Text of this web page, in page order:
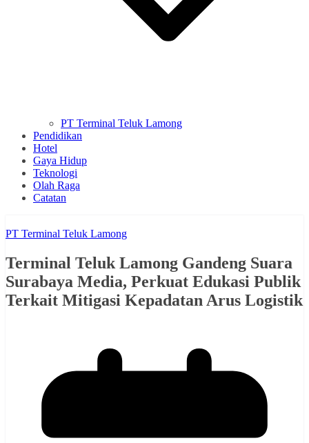
PT Terminal Teluk Lamong
Pendidikan
Hotel
Gaya Hidup
Teknologi
Olah Raga
Catatan
PT Terminal Teluk Lamong
Terminal Teluk Lamong Gandeng Suara
Surabaya Media, Perkuat Edukasi Publik
Terkait Mitigasi Kepadatan Arus Logistik